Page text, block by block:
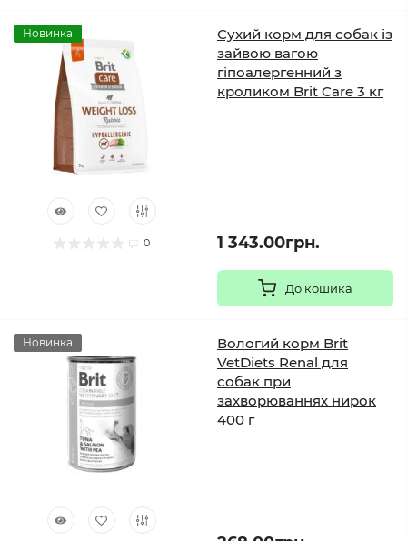
Новинка
0
Сухий корм для собак із
зайвою вагою
гіпоалергенний з
кроликом Brit Care 3 кг
1 343.00грн.
До кошика
Новинка
Вологий корм Brit
VetDiets Renal для
собак при
захворюваннях нирок
400 г